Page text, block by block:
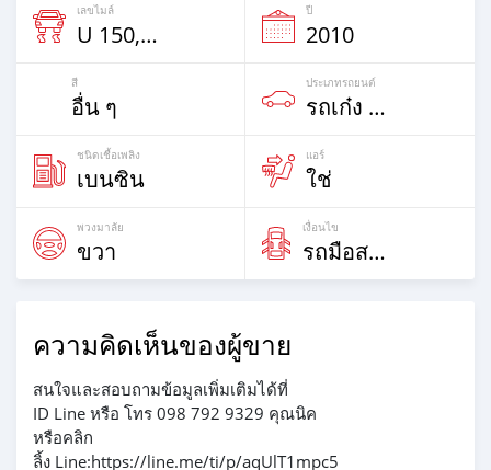
เลขไมล์
U 150,000% Km
ปี
2010
สี
อื่น ๆ
ประเภทรถยนต์
รถเก๋ง 4 ประตู
ชนิดเชื้อเพลิง
เบนซิน
แอร์
ใช่
พวงมาลัย
ขวา
เงื่อนไข
รถมือสอง
ความคิดเห็นของผู้ขาย
สนใจและสอบถามข้อมูลเพิ่มเติมได้ที่
ID Line หรือ โทร 098 792 9329 คุณนิค
หรือคลิก
ลิ้ง Line:https://line.me/ti/p/aqUlT1mpc5